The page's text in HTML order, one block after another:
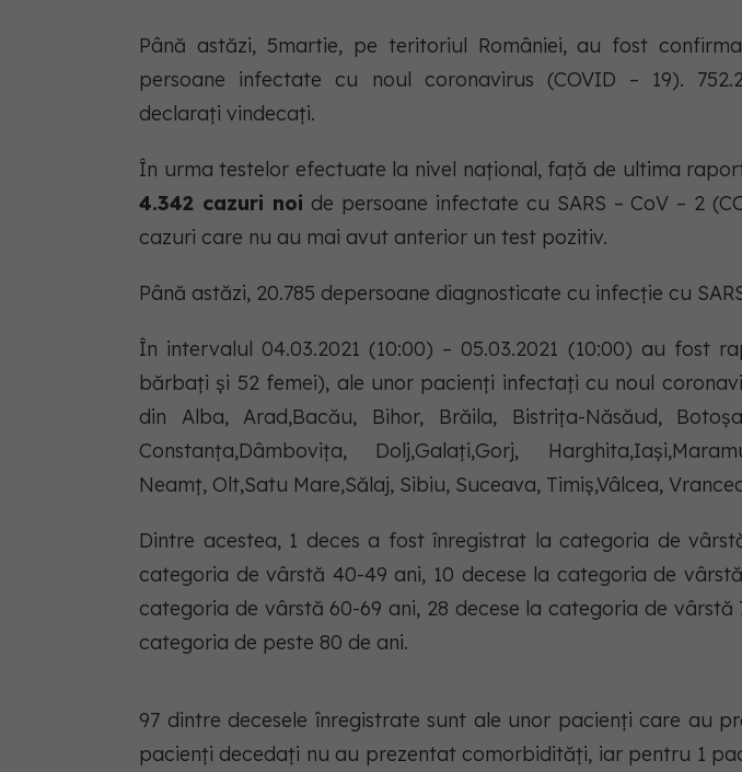
Până astăzi, 5martie, pe teritoriul României, au fost
persoane infectate cu noul coronavirus (COVID – 19).
declarați vindecați.
În urma testelor efectuate la nivel național, față de ultima
4.342 cazuri noi de persoane infectate cu SARS – CoV – 2
cazuri care nu au mai avut anterior un test pozitiv.
Până astăzi, 20.785 depersoane diagnosticate cu infecție cu
În intervalul 04.03.2021 (10:00) – 05.03.2021 (10:00) au fost
bărbați și 52 femei), ale unor pacienți infectați cu noul
din Alba, Arad,Bacău, Bihor, Brăila, Bistrița-Năsăud,
Constanța,Dâmbovița, Dolj,Galați,Gorj,
Neamț, Olt,Satu Mare,Sălaj, Sibiu, Suceava, Timiș,Vâlcea,
Dintre acestea, 1 deces a fost înregistrat la categoria de
categoria de vârstă 40-49 ani, 10 decese la categoria de
categoria de vârstă 60-69 ani, 28 decese la categoria de vârstă
categoria de peste 80 de ani.
97 dintre decesele înregistrate sunt ale unor pacienți care au
pacienți decedați nu au prezentat comorbidități, iar pentru 1